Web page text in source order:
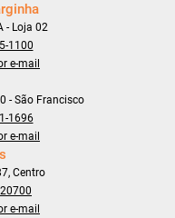
- Loja 02
1100
e-mail
- São Francisco
1696
e-mail
Centro
e-mail